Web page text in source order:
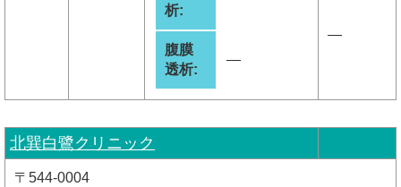
析:
腹膜
透析:
―
―
北巽白鷺クリニック
〒544-0004